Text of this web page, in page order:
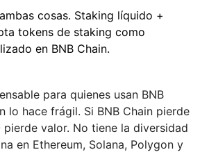
cosas. Staking líquido +
tokens de staking como
en BNB Chain.
para quienes usan BNB
lo hace frágil. Si BNB Chain pierde
pierde valor. No tiene la diversidad
en Ethereum, Solana, Polygon y